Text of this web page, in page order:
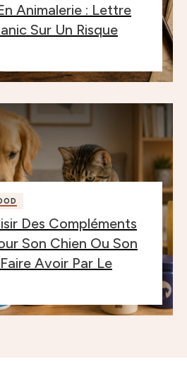
Animalerie : Lettre
Sur Un Risque
Des Compléments
Son Chien Ou Son
Avoir Par Le